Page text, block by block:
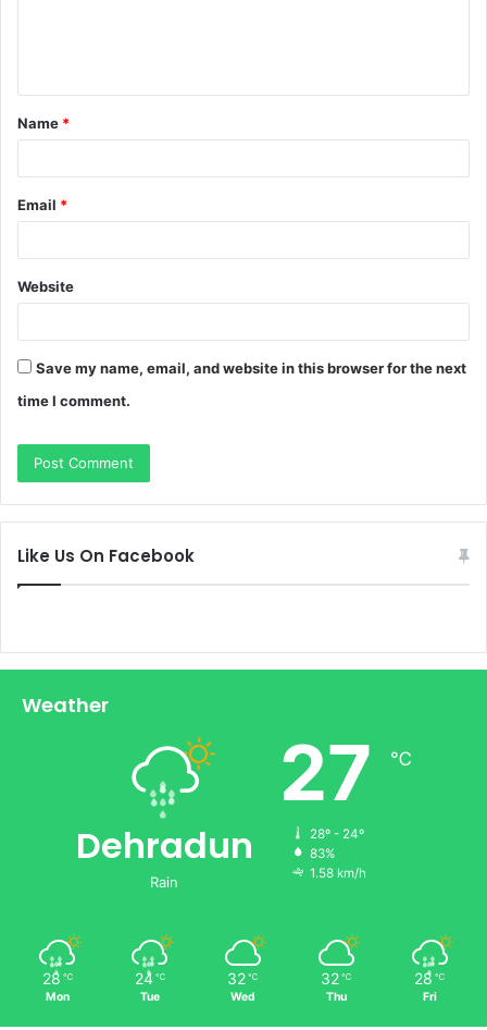
t
*
Name *
Email *
Website
Save my name, email, and website in this browser for the next
time I comment.
Like Us On Facebook
Weather
Dehradun
Rain
27 ℃
28º - 24º
83%
1.58 km/h
28 ℃
Mon
24 ℃
Tue
32 ℃
Wed
32 ℃
Thu
28 ℃
Fri